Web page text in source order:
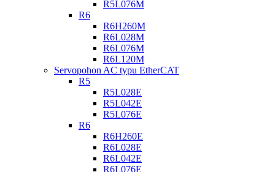
R5L076M
R6
R6H260M
R6L028M
R6L076M
R6L120M
Servopohon AC typu EtherCAT
R5
R5L028E
R5L042E
R5L076E
R6
R6H260E
R6L028E
R6L042E
R6L076E